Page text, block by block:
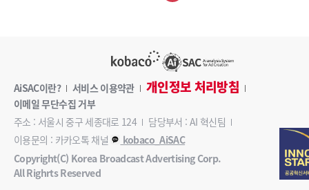
AiSAC이란? 서비스 이용약관 개인정보 처리방침
이메일 무단수집 거부
주소 : 서울시 중구 세종대로 124
담당부서 : AI 혁신팀
이용문의 : 카카오톡 채널
kobaco_AiSAC
Copyright(C) Korea Broadcast Advertising Corp.
All Righrts Reserved